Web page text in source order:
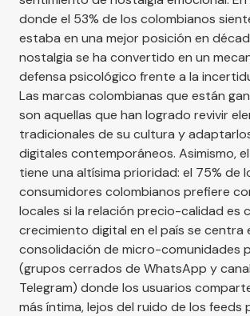
donde el 53% de los colombianos
estaba en una mejor posición en
nostalgia se ha convertido en un
defensa psicológico frente a la
Las marcas colombianas que están
son aquellas que han logrado revivir
tradicionales de su cultura y
digitales contemporáneos. Asimismo,
tiene una altísima prioridad: el 75% de
consumidores colombianos prefiere
locales si la relación precio-calidad es
crecimiento digital en el país se centra
consolidación de micro-comunidades
(grupos cerrados de WhatsApp y
Telegram) donde los usuarios
más íntima, lejos del ruido de los feeds